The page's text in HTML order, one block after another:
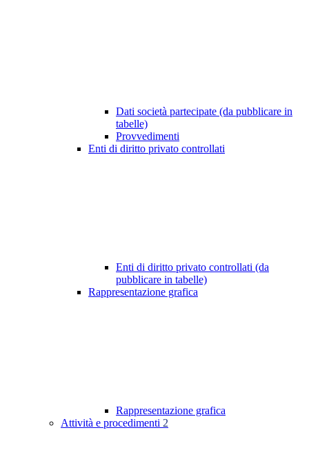
Dati società partecipate (da pubblicare in
tabelle)
Provvedimenti
Enti di diritto privato controllati
Enti di diritto privato controllati (da
pubblicare in tabelle)
Rappresentazione grafica
Rappresentazione grafica
Attività e procedimenti 2